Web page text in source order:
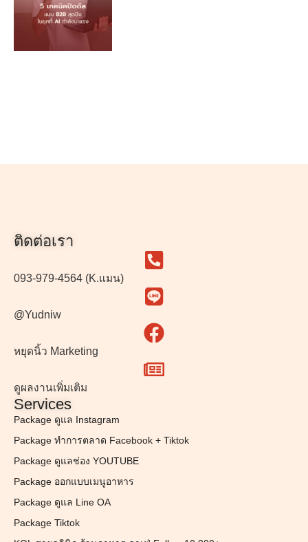
ติดต่อเรา
093-979-4564 (K.แมน)
@Yudniw
หยุดนิ้ว Marketing
ดูผลงานเพิ่มเติม
Services
Package ดูแล Instagram
Package ทำการตลาด Facebook + Tiktok
Package ดูแลช่อง YOUTUBE
Package ออกแบบเมนูอาหาร
Package ดูแล Line OA
Package Tiktok